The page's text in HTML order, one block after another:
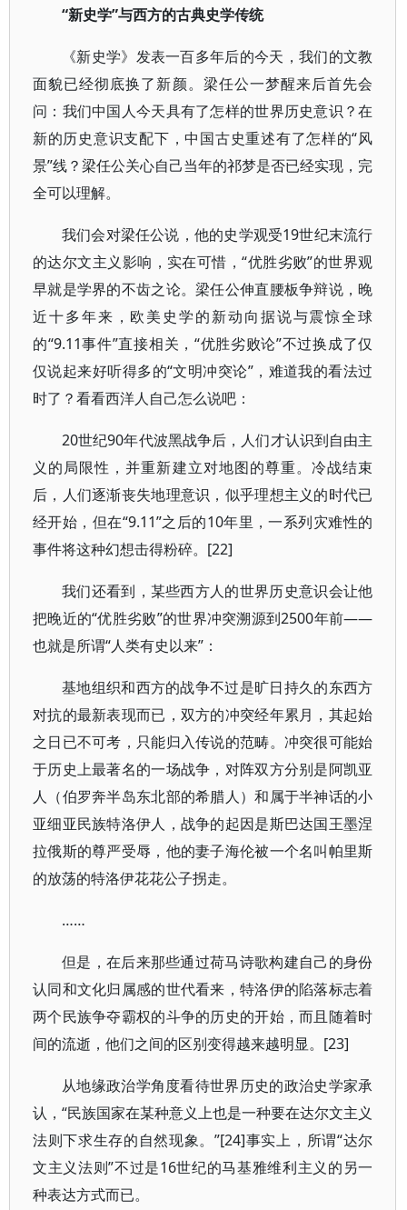
“新史学”与西方的古典史学传统
《新史学》发表一百多年后的今天，我们的文教
面貌已经彻底换了新颜。梁任公一梦醒来后首先会
问：我们中国人今天具有了怎样的世界历史意识？在
新的历史意识支配下，中国古史重述有了怎样的“风
景”线？梁任公关心自己当年的祁梦是否已经实现，完
全可以理解。
我们会对梁任公说，他的史学观受19世纪末流行
的达尔文主义影响，实在可惜，“优胜劣败”的世界观
早就是学界的不齿之论。梁任公伸直腰板争辩说，晚
近十多年来，欧美史学的新动向据说与震惊全球
的“9.11事件”直接相关，“优胜劣败论”不过换成了仅
仅说起来好听得多的“文明冲突论”，难道我的看法过
时了？看看西洋人自己怎么说吧：
20世纪90年代波黑战争后，人们才认识到自由主
义的局限性，并重新建立对地图的尊重。冷战结束
后，人们逐渐丧失地理意识，似乎理想主义的时代已
经开始，但在“9.11”之后的10年里，一系列灾难性的
事件将这种幻想击得粉碎。[22]
我们还看到，某些西方人的世界历史意识会让他
把晚近的“优胜劣败”的世界冲突溯源到2500年前——
也就是所谓“人类有史以来”：
基地组织和西方的战争不过是旷日持久的东西方
对抗的最新表现而已，双方的冲突经年累月，其起始
之日已不可考，只能归入传说的范畴。冲突很可能始
于历史上最著名的一场战争，对阵双方分别是阿凯亚
人（伯罗奔半岛东北部的希腊人）和属于半神话的小
亚细亚民族特洛伊人，战争的起因是斯巴达国王墨涅
拉俄斯的尊严受辱，他的妻子海伦被一个名叫帕里斯
的放荡的特洛伊花花公子拐走。
……
但是，在后来那些通过荷马诗歌构建自己的身份
认同和文化归属感的世代看来，特洛伊的陷落标志着
两个民族争夺霸权的斗争的历史的开始，而且随着时
间的流逝，他们之间的区别变得越来越明显。[23]
从地缘政治学角度看待世界历史的政治史学家承
认，“民族国家在某种意义上也是一种要在达尔文主义
法则下求生存的自然现象。”[24]事实上，所谓“达尔
文主义法则”不过是16世纪的马基雅维利主义的另一
种表达方式而已。